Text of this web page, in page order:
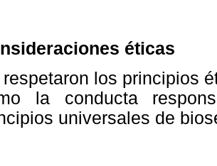
éticas
respetaron los principios
la conducta
universales de